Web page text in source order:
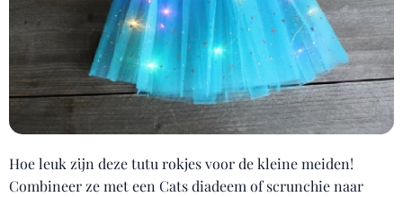
Hoe leuk zijn deze tutu rokjes voor de kleine meiden!
Combineer ze met een Cats diadeem of scrunchie naar